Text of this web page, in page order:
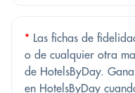
* Las fichas de
o de cualquier otra
de HotelsByDay.
en HotelsByDay